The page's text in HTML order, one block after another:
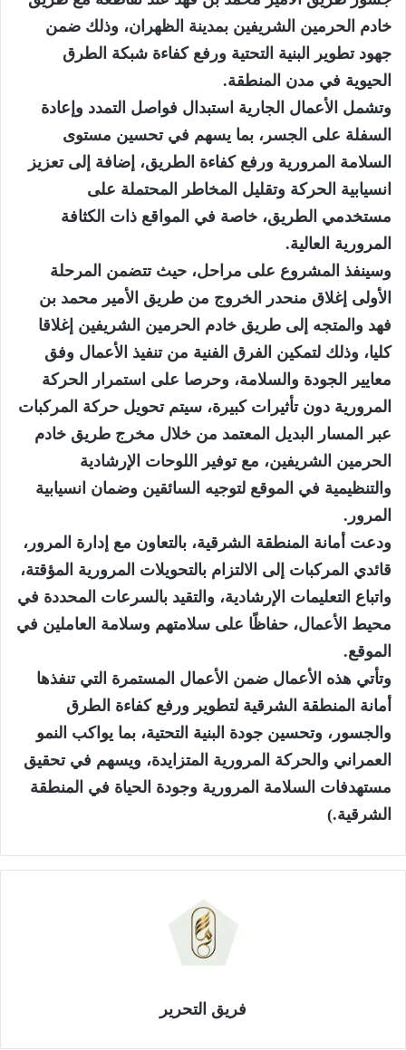
خادم الحرمين الشريفين بمدينة الظهران، وذلك ضمن
جهود تطوير البنية التحتية ورفع كفاءة شبكة الطرق
الحيوية في مدن المنطقة.
وتشمل الأعمال الجارية استبدال فواصل التمدد وإعادة
السفلة على الجسر، بما يسهم في تحسين مستوى
السلامة المرورية ورفع كفاءة الطريق، إضافة إلى تعزيز
انسيابية الحركة وتقليل المخاطر المحتملة على
مستخدمي الطريق، خاصة في المواقع ذات الكثافة
المرورية العالية.
وسينفذ المشروع على مراحل، حيث تتضمن المرحلة
الأولى إغلاق منحدر الخروج من طريق الأمير محمد بن
فهد والمتجه إلى طريق خادم الحرمين الشريفين إغلاقا
كليا، وذلك لتمكين الفرق الفنية من تنفيذ الأعمال وفق
معايير الجودة والسلامة، وحرصا على استمرار الحركة
المرورية دون تأثيرات كبيرة، سيتم تحويل حركة المركبات
عبر المسار البديل المعتمد من خلال مخرج طريق خادم
الحرمين الشريفين، مع توفير اللوحات الإرشادية
والتنظيمية في الموقع لتوجيه السائقين وضمان انسيابية
المرور.
ودعت أمانة المنطقة الشرقية، بالتعاون مع إدارة المرور،
قائدي المركبات إلى الالتزام بالتحويلات المرورية المؤقتة،
واتباع التعليمات الإرشادية، والتقيد بالسرعات المحددة في
محيط الأعمال، حفاظًا على سلامتهم وسلامة العاملين في
الموقع.
وتأتي هذه الأعمال ضمن الأعمال المستمرة التي تنفذها
أمانة المنطقة الشرقية لتطوير ورفع كفاءة الطرق
والجسور، وتحسين جودة البنية التحتية، بما يواكب النمو
العمراني والحركة المرورية المتزايدة، ويسهم في تحقيق
مستهدفات السلامة المرورية وجودة الحياة في المنطقة
الشرقية.)
فريق التحرير